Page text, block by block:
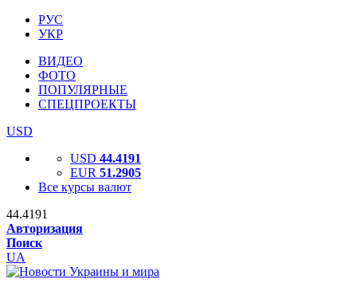
РУС
УКР
ВИДЕО
ФОТО
ПОПУЛЯРНЫЕ
СПЕЦПРОЕКТЫ
USD
USD 44.4191
EUR 51.2905
Все курсы валют
44.4191
Авторизация
Поиск
UA